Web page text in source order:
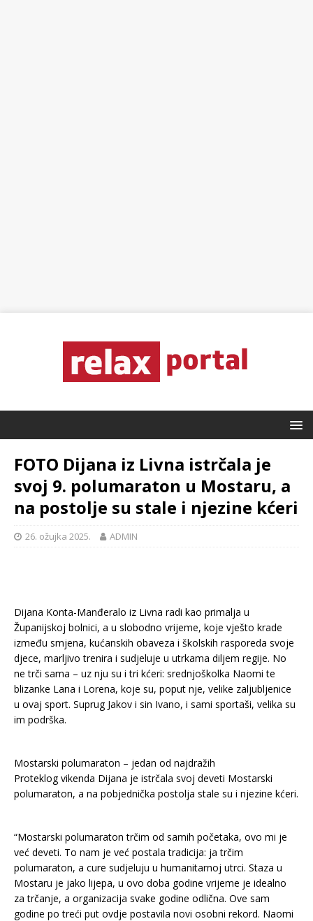
FOTO Dijana iz Livna istrčala je
svoj 9. polumaraton u Mostaru, a
na postolje su stale i njezine kćeri
26. ožujka 2025. ADMIN
Dijana Konta-Manđeralo iz Livna radi kao primalja u
Županijskoj bolnici, a u slobodno vrijeme, koje vješto krade
između smjena, kućanskih obaveza i školskih rasporeda svoje
djece, marljivo trenira i sudjeluje u utrkama diljem regije. No
ne trči sama – uz nju su i tri kćeri: srednjoškolka Naomi te
blizanke Lana i Lorena, koje su, poput nje, velike zaljubljenice
u ovaj sport. Suprug Jakov i sin Ivano, i sami sportaši, velika su
im podrška.
Mostarski polumaraton – jedan od najdražih
Proteklog vikenda Dijana je istrčala svoj deveti Mostarski
polumaraton, a na pobjednička postolja stale su i njezine kćeri.
“Mostarski polumaraton trčim od samih početaka, ovo mi je
već deveti. To nam je već postala tradicija: ja trčim
polumaraton, a cure sudjeluju u humanitarnoj utrci. Staza u
Mostaru je jako lijepa, u ovo doba godine vrijeme je idealno
za trčanje, a organizacija svake godine odlična. Ove sam
godine po treći put ovdje postavila novi osobni rekord. Naomi